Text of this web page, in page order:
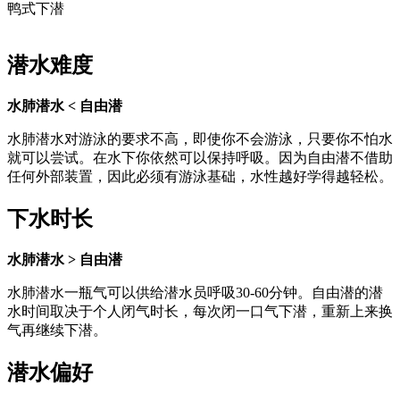
鸭式下潜
潜水难度
水肺潜水 < 自由潜
水肺潜水对游泳的要求不高，即使你不会游泳，只要你不怕水
就可以尝试。在水下你依然可以保持呼吸。因为自由潜不借助
任何外部装置，因此必须有游泳基础，水性越好学得越轻松。
下水时长
水肺潜水 > 自由潜
水肺潜水一瓶气可以供给潜水员呼吸30-60分钟。自由潜的潜
水时间取决于个人闭气时长，每次闭一口气下潜，重新上来换
气再继续下潜。
潜水偏好